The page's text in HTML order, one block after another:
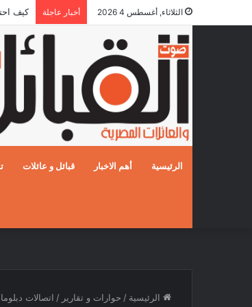
الثلاثاء, أغسطس 4 2026 أخبار عاجلة كيف
الرئيسية أهم الاخبار قبائل و عائلات
الرئيسية / حوارات و تقارير / اتصالات